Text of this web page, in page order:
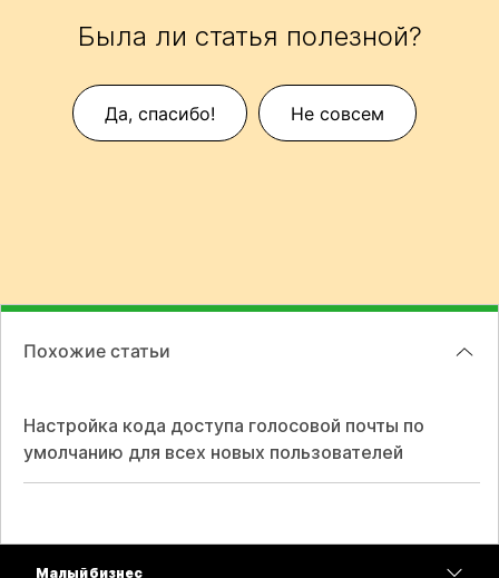
Была ли статья полезной?
Да, спасибо! Не совсем
Похожие статьи
Настройка кода доступа голосовой почты по
умолчанию для всех новых пользователей
Малый бизнес